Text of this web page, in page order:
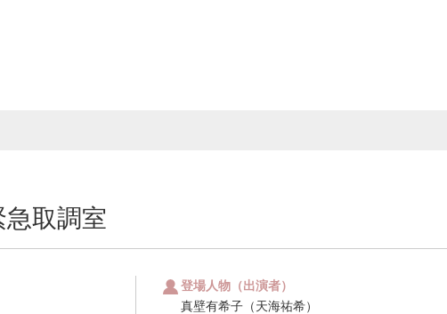
急取調室
登場人物（出演者）
真壁有希子（天海祐希）